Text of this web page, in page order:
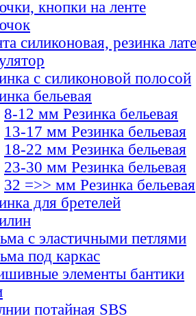
кнопки на ленте
силиконовая, резинка
с силиконовой полосой
бельевая
8-12 мм Резинка бельевая
13-17 мм Резинка бельевая
18-22 мм Резинка бельевая
23-30 мм Резинка бельевая
32 =>> мм Резинка бельевая
для бретелей
с эластичными петлями
под каркас
элементы бантики
потайная SBS